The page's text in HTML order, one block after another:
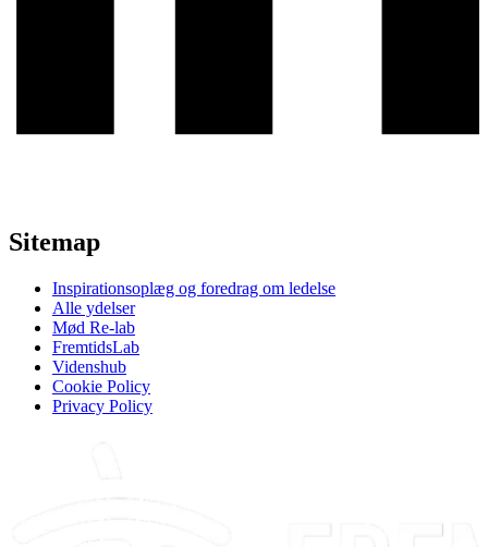
Sitemap
Inspirationsoplæg og foredrag om ledelse
Alle ydelser
Mød Re-lab
FremtidsLab
Videnshub
Cookie Policy
Privacy Policy